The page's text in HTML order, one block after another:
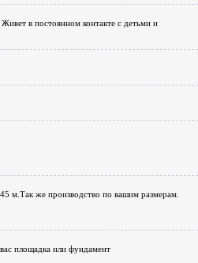
в постоянном контакте с детьми и
м.Так же производство по вашим размерам.
площадка или фундамент